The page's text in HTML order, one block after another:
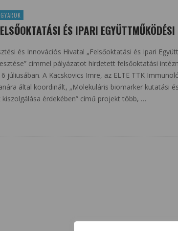
ÉS IPARI
és Innovációs Hivatal „Felsőoktatási és Ipari
címmel pályázatot hirdetett felsőoktatási
júliusában. A Kacskovics Imre, az ELTE TTK
által koordinált, „Molekuláris biomarker kutatási
kiszolgálása érdekében” című projekt több, …